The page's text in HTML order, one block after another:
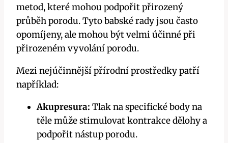
metod, které mohou podpořit přirozený
průběh porodu. Tyto babské rady jsou často
opomíjeny, ale mohou být velmi účinné při
přirozeném vyvolání porodu.
Mezi nejúčinnější přírodní prostředky patří
například:
Akupresura: Tlak na specifické body na
těle může stimulovat kontrakce dělohy a
podpořit nástup porodu.